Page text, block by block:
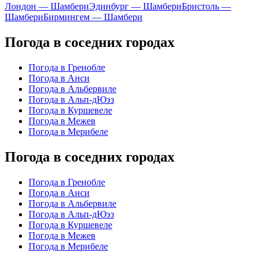
Лондон — ШамбериЭдинбург — ШамбериБристоль —
ШамбериБирмингем — Шамбери
Погода в соседних городах
Погода в Гренобле
Погода в Анси
Погода в Альбервиле
Погода в Альп-дЮэз
Погода в Куршевеле
Погода в Межев
Погода в Мерибеле
Погода в соседних городах
Погода в Гренобле
Погода в Анси
Погода в Альбервиле
Погода в Альп-дЮэз
Погода в Куршевеле
Погода в Межев
Погода в Мерибеле